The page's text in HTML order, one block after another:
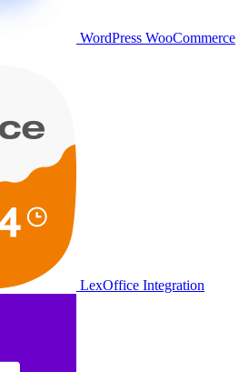
WordPress WooCommerce
LexOffice Integration